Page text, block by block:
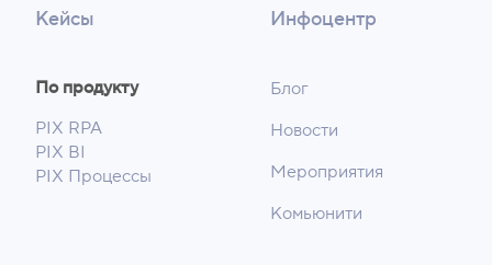
Кейсы
По продукту
PIX RPA
PIX BI
PIX Процессы
Инфоцентр
Блог
Новости
Мероприятия
Комьюнити